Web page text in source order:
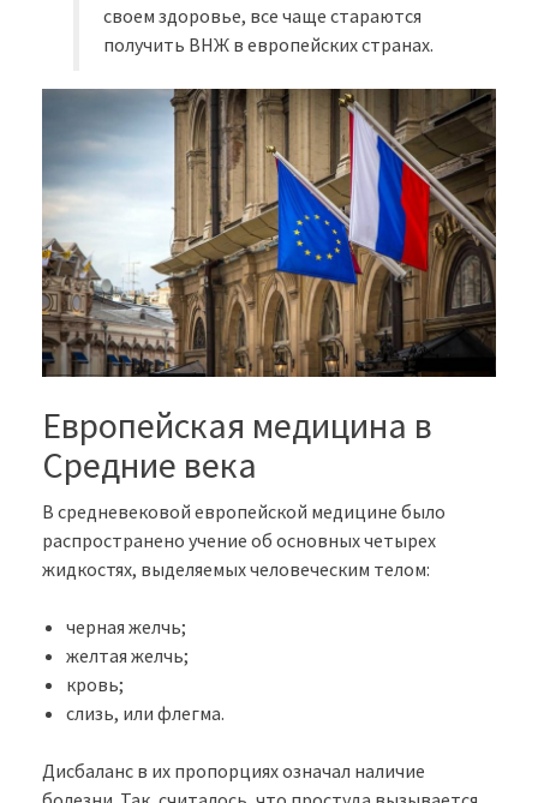
своем здоровье, все чаще стараются
получить ВНЖ в европейских странах.
Европейская медицина в
Средние века
В средневековой европейской медицине было
распространено учение об основных четырех
жидкостях, выделяемых человеческим телом:
черная желчь;
желтая желчь;
кровь;
слизь, или флегма.
Дисбаланс в их пропорциях означал наличие